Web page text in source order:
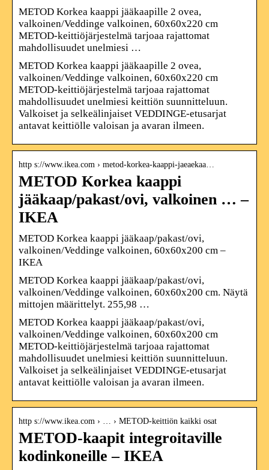
METOD Korkea kaappi jääkaapille 2 ovea,
valkoinen/Veddinge valkoinen, 60x60x220 cm
METOD-keittiöjärjestelmä tarjoaa rajattomat
mahdollisuudet unelmiesi …
METOD Korkea kaappi jääkaapille 2 ovea,
valkoinen/Veddinge valkoinen, 60x60x220 cm
METOD-keittiöjärjestelmä tarjoaa rajattomat
mahdollisuudet unelmiesi keittiön suunnitteluun.
Valkoiset ja selkeälinjaiset VEDDINGE-etusarjat
antavat keittiölle valoisan ja avaran ilmeen.
http s://www.ikea.com › metod-korkea-kaappi-jaeaekaa…
METOD Korkea kaappi
jääkaap/pakast/ovi, valkoinen … –
IKEA
METOD Korkea kaappi jääkaap/pakast/ovi,
valkoinen/Veddinge valkoinen, 60x60x200 cm –
IKEA
METOD Korkea kaappi jääkaap/pakast/ovi,
valkoinen/Veddinge valkoinen, 60x60x200 cm. Näytä
mittojen määrittelyt. 255,98 …
METOD Korkea kaappi jääkaap/pakast/ovi,
valkoinen/Veddinge valkoinen, 60x60x200 cm
METOD-keittiöjärjestelmä tarjoaa rajattomat
mahdollisuudet unelmiesi keittiön suunnitteluun.
Valkoiset ja selkeälinjaiset VEDDINGE-etusarjat
antavat keittiölle valoisan ja avaran ilmeen.
http s://www.ikea.com › … › METOD-keittiön kaikki osat
METOD-kaapit integroitaville
kodinkoneille – IKEA